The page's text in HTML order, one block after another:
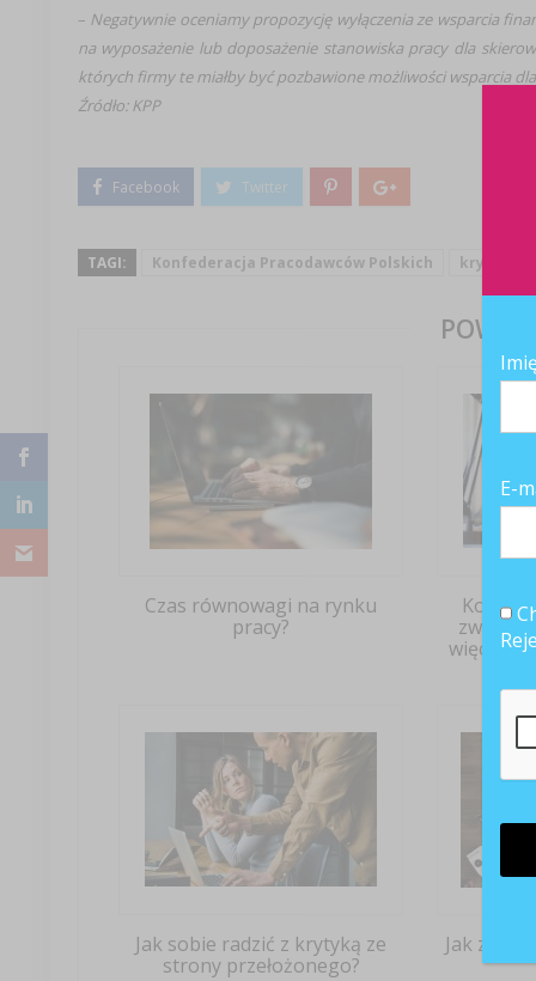
– Negatywnie oceniamy propozycję wyłączenia ze wsparcia
na wyposażenie lub doposażenie stanowiska pracy dla
których firmy te miałby być pozbawione możliwości wsparcia
Źródło: KPP
TAGI: Konfederacja Pracodawców Polskich kryzys
Czas równowagi na rynku
pracy?
zwolnić
więcej
Jak sobie radzić z krytyką ze
strony przełożonego?
Jak
E-